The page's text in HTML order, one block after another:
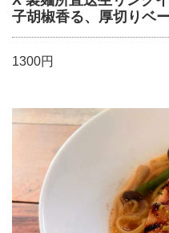
子胡椒香る、厚切りベ
1300円